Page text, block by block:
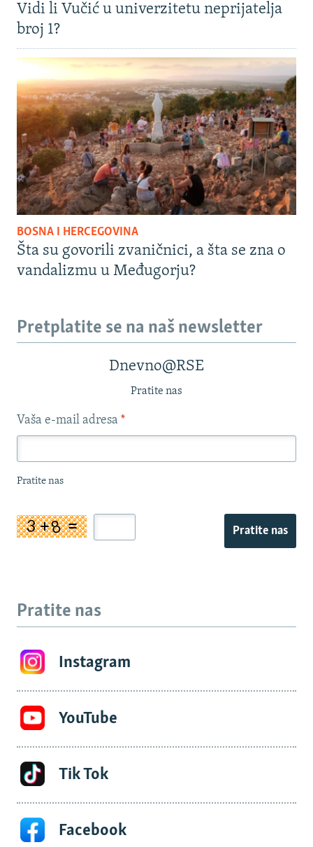
Vidi li Vučić u univerzitetu neprijatelja
broj 1?
BOSNA I HERCEGOVINA
Šta su govorili zvaničnici, a šta se zna o
vandalizmu u Međugorju?
Pretplatite se na naš newsletter
Dnevno@RSE
Pratite nas
Vaša e-mail adresa *
Pratite nas
Pratite nas
Pratite nas
Instagram
YouTube
Tik Tok
Facebook